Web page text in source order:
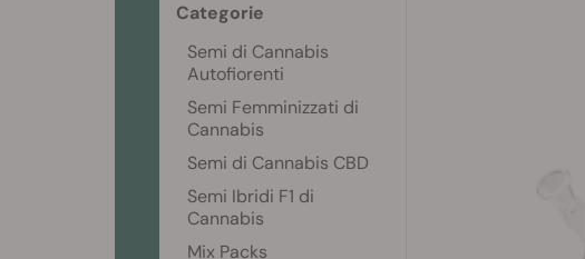
Categorie
Semi di Cannabis
Autofiorenti
Semi Femminizzati di
Cannabis
Semi di Cannabis CBD
Semi Ibridi F1 di
Cannabis
Mix Packs